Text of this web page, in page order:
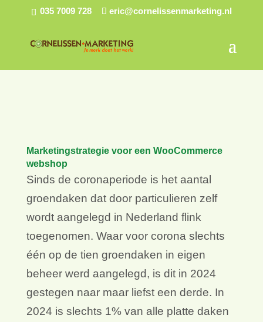
035 7009 728 eric@cornelissenmarketing.nl
Marketingstrategie voor een WooCommerce
webshop
Sinds de coronaperiode is het aantal
groendaken dat door particulieren zelf
wordt aangelegd in Nederland flink
toegenomen. Waar voor corona slechts
één op de tien groendaken in eigen
beheer werd aangelegd, is dit in 2024
gestegen naar maar liefst een derde. In
2024 is slechts 1% van alle platte daken